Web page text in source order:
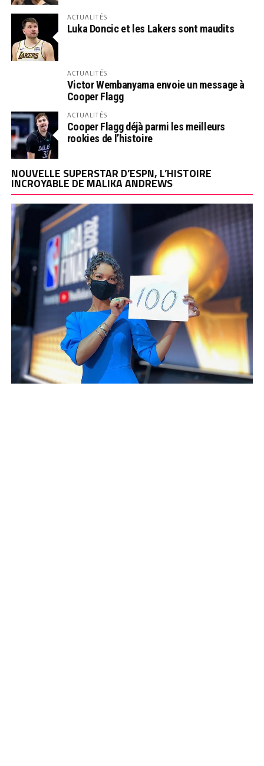
ACTUALITÉS
Luka Doncic et les Lakers sont maudits
ACTUALITÉS
Victor Wembanyama envoie un message à
Cooper Flagg
ACTUALITÉS
Cooper Flagg déjà parmi les meilleurs
rookies de l’histoire
NOUVELLE SUPERSTAR D’ESPN, L’HISTOIRE
INCROYABLE DE MALIKA ANDREWS